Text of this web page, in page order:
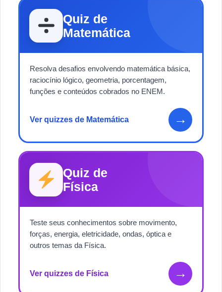
Quiz de
Matemática
Resolva desafios envolvendo matemática básica,
raciocínio lógico, geometria, porcentagem,
funções e conteúdos cobrados no ENEM.
Ver quizzes de Matemática →
Quiz de
Física
Teste seus conhecimentos sobre movimento,
forças, energia, eletricidade, ondas, óptica e
outros temas da Física.
Ver quizzes de Física →